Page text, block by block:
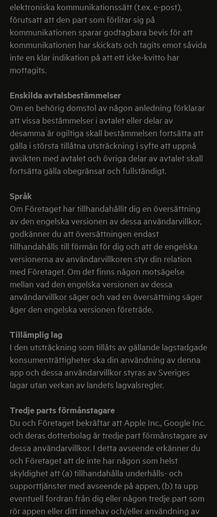
elektroniska kommunikationssätt (t.ex. e-post),
förutsatt att den part som förlitar sig på
kommunikationen sparar godtagbara bevis för att
kommunikationen har skickats och tagits emot såvida
inte en klar indikation på att ett icke-kvitto har
mottagits.
Enskilda avtalsbestämmelser
Om en behörig domstol av någon anledning förklarar
att vissa bestämmelser i avtalet eller delar av
desamma är ogiltiga skall bestämmelsen fortsätta att
gälla i största tillåtna utsträckning i syfte att uppnå
avsikten med avtalet och övriga delar av avtalet skall
fortsätta gälla obegränsat och fullständigt.
Språk
Om Företaget har tillhandahållit dig en översättning
av den engelska versionen av dessa användarvillkor,
godkänner du att översättningen endast
tillhandahålls till förmån för dig och att de engelska
versionerna av användarvillkoren styr din relation
med Företaget. Om det finns någon motsägelse
mellan vad den engelska versionen av dessa
användarvillkor säger och vad en översättning säger
äger den engelska versionen företräde.
Tillämplig lag
I den utsträckning som tillåts av gällande lagstadgade
konsumenträttigheter ska din användning av denna
app och dessa användarvillkor styras av Sveriges
lagar utan verkan av landets lagvalsregler.
Tredje parts förmånstagare
Du och Företaget bekräftar att Apple Inc., Google Inc.
och deras dotterbolag är tredje part förmånstagare av
dessa användarvillkor. I detta avseende erkänner du
och Företaget att de inte har någon som helst
skyldighet att (a) tillhandahålla underhålls- och
supporttjänster med avseende på appen, (b) ta upp
eventuell fordran från dig eller någon tredje part som
rör appen eller ditt innehav och/eller användning av